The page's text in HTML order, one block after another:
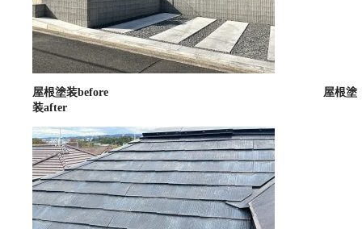
屋根塗装before 屋根塗
装after